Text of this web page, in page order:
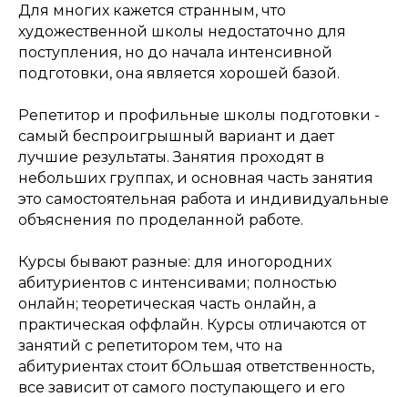
Для многих кажется странным, что
художественной школы недостаточно для
поступления, но до начала интенсивной
подготовки, она является хорошей базой.
Репетитор и профильные школы подготовки -
самый беспроигрышный вариант и дает
лучшие результаты. Занятия проходят в
небольших группах, и основная часть занятия
это самостоятельная работа и индивидуальные
объяснения по проделанной работе.
Курсы бывают разные: для иногородних
абитуриентов с интенсивами; полностью
онлайн; теоретическая часть онлайн, а
практическая оффлайн. Курсы отличаются от
занятий с репетитором тем, что на
абитуриентах стоит бОльшая ответственность,
все зависит от самого поступающего и его